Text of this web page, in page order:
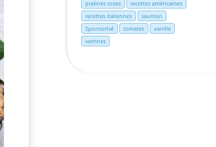
pralines roses
recettes américaines
recettes italiennes
saumon
Sponsorisé
tomates
vanille
verrines